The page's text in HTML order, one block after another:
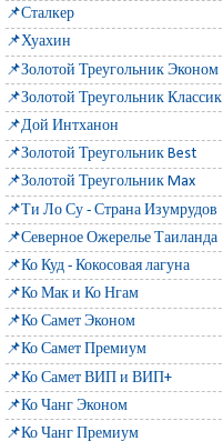
📌Сталкер
📌Хуахин
📌Золотой Треугольник Эконом
📌Золотой Треугольник Классик
📌Дой Интханон
📌Золотой Треугольник Best
📌Золотой Треугольник Max
📌Ти Ло Су - Страна Изумрудов
📌Северное Ожерелье Таиланда
📌Ко Куд - Кокосовая лагуна
📌Ко Мак и Ко Нгам
📌Ко Самет Эконом
📌Ко Самет Премиум
📌Ко Самет ВИП и ВИП+
📌Ко Чанг Эконом
📌Ко Чанг Премиум